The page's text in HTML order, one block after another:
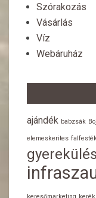
Szórakozás
Vásárlás
Víz
Webáruház
ajándék babzsák
elemeskerites
gyerekülés